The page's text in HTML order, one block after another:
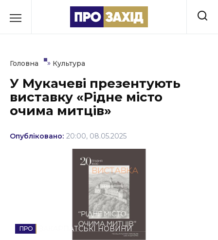
до
Культура
Освіта
Події
Стиль життя
Головна » Культура
У Мукачеві презентують
виставку «Рідне місто
очима митців»
Опубліковано: 20:00, 08.05.2025
ЗАКАРПАТСЬКІ НОВИНИ